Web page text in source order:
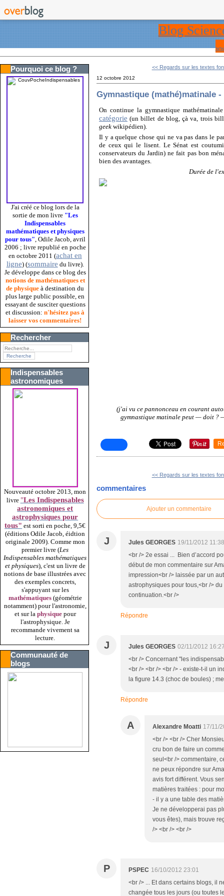
Blog
Pourquoi ce blog ?
J'ai créé ce blog lors de la
sortie de mon livre "Les
Indispensables
mathématiques et physiques
pour tous", Odile Jacob, avril
2006 ; livre republié en poche
en octobre 2011 (achat en
ligne) (sommaire du livre).
Je développe dans ce blog des
notions de mathématiques et
de physique à destination du
plus large public possible, en
essayant de susciter questions
et discussion: n'hésitez pas à
laisser vos commentaires!
Rechercher
Indispensables
astronomiques
Nouveauté octobre 2013, mon
livre "Les Indispensables
astronomiques et
astrophysiques pour
tous" est sorti en poche, 9,5€
(éditions Odile Jacob, éidtion
originale 2009). Comme mon
premier livre (Les
Indispensables mathématiques
et physiques), c'est un livre de
notions de base illustrées avec
des exemples concrets,
s'appuyant sur les
mathématiques(géométrie
notamment) pour l'astronomie,
et sur la physiquepour
l'astrophysique. Je
recommande vivement sa
lecture.
Communauté de
blogs
<< Regards sur les textes
12 octobre 2012
Gymnastique (mathé)matinale -
On continue la gymnastique
catégorie (un billet de blog, çà va, trois
geek wikipédien)
Il y a quelque chose qui ne va pas dans le
de ceux qui le lisent. Le Sénat est
conservateurs du Jardin) ne fait pas bon
bien des avantages.
Durée de
(j'ai vu ce pannonceau en courant
gymnastique matinale peut — doit ?
<< Regards sur les textes
commentaires
Ajouter un commentaire
J Jules GEORGES 19/11/2012
<br /> 2e essai ... Bien d’accord
début de mon commentaire sur
impression<br /> laissée par un
astrophysiques pour tous,<br />
continuation.<br />
Répondre
J Jules GEORGES 02/11/2012
<br /> Concernant "les
<br /> <br /> <br /> - existe-t-il un
la figure 14.3 (choc de boules) ;
Répondre
A Alexandre Moatti 17/11/
<br /> <br /> Cher
cru bon de faire un
seul<br /> commentaire,
ne peux répondre sur
avis fort différent. Vous
matières traitées : pour
- il y a une table des
Je ne développerai pas
vous êtes), mais trouve
/> <br /> <br />
P PSPEC 16/10/2012 23:01
<br /> ... Et dans certains blogs, il
changée tous les jours (ou toutes